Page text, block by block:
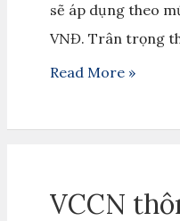
sẽ áp dụng theo
VNĐ. Trân trọng
Read More »
VCCN